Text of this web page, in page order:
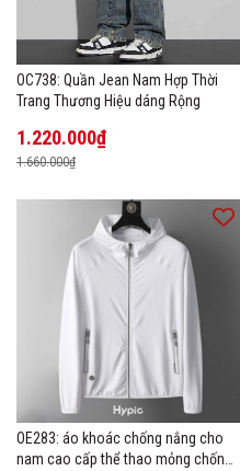
OC738: Quần Jean Nam Hợp Thời
Trang Thương Hiệu dáng Rộng
1.220.000₫
1.660.000₫
OE283: áo khoác chống nắng cho
nam cao cấp thể thao mỏng chống